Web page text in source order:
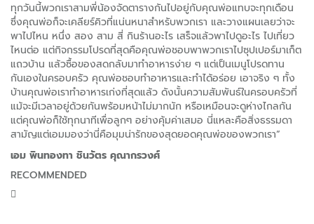
ทุกวันนี้พวกเราสามพี่น้องจัดตารางกันไปอยู่กับคุณพ่อแทบจะทุกเดือน
ซึ่งคุณพ่อก็จะเคลียร์คิวที่แน่นหนาสำหรับพวกเรา และวางแผนเลยว่าจะ
พาไปไหน หนึ่ง สอง สาม สี่ กินร้านอะไร เสร็จแล้วพาไปดูอะไร ไปเที่ยว
ไหนต่อ แต่กิจกรรมโปรดที่สุดคือคุณพ่อชอบพาพวกเราไปซุปเปอร์มาเก็ต
แถวบ้าน แล้วซื้อของสดกลับมาทำอาหารง่าย ๆ แต่เป็นเมนูโปรดทาน
กันเองในครอบครัว คุณพ่อชอบทำอาหารและทำได้อร่อย เอาจริง ๆ ทั้ง
บ้านคุณพ่อเราทำอาหารเก่งที่สุดแล้ว ดังนั้นความสัมพันธ์ในครอบครัวที่
แม้จะมีเวลาอยู่ด้วยกันพร้อมหน้าไม่มากนัก หรือเหมือนจะดูห่างไกลกัน
แต่คุณพ่อก็ใช้ทุกนาทีเพื่อลูกๆ อย่างคุ้มค่าเสมอ นี่แหละคือสิ่งธรรมดา
สามัญแต่เอมมองว่านี่คือมุมน่ารักของสุดยอดคุณพ่อของพวกเรา”
เอม พินทองทา ชินวัตร คุณากรวงศ์
RECOMMENDED